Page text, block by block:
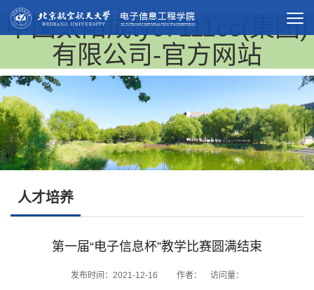
中国太阳成tyc7111cc(集团)
有限公司-官方网站
人才培养
第一届“电子信息杯”教学比赛圆满结束
发布时间：2021-12-16 作者： 访问量：